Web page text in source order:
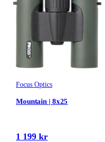
Focus Optics
Mountain | 8x25
1 199 kr